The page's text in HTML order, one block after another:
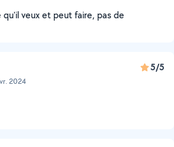
qu'il veux et peut faire, pas de
2024
5/5